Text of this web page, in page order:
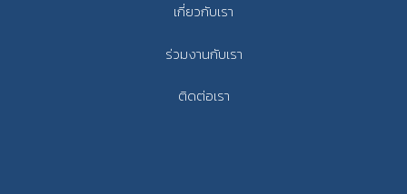
เกี่ยวกับเรา
ร่วมงานกับเรา
ติดต่อเรา